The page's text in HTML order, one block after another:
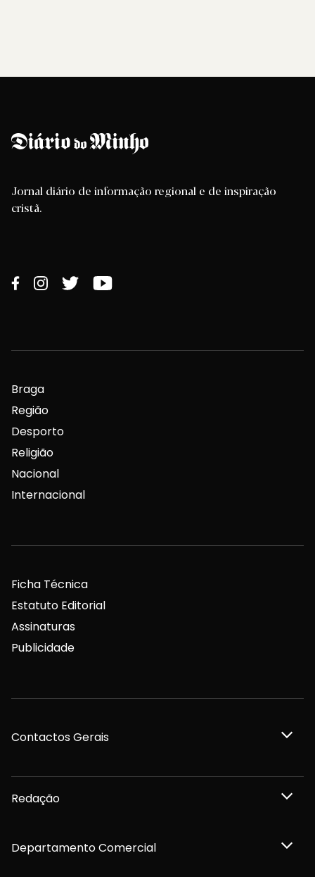
Jornal diário de informação regional e de inspiração
cristã.
Braga
Região
Desporto
Religião
Nacional
Internacional
Ficha Técnica
Estatuto Editorial
Assinaturas
Publicidade
Contactos Gerais
Redação
Departamento Comercial